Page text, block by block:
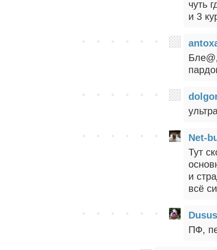
чуть
и 3
Net-
Тут
и
всё
Dusus
ПФ,